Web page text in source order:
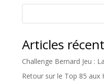
Articles
Challenge Bernard Jeu :
Retour sur le Top 85 aux